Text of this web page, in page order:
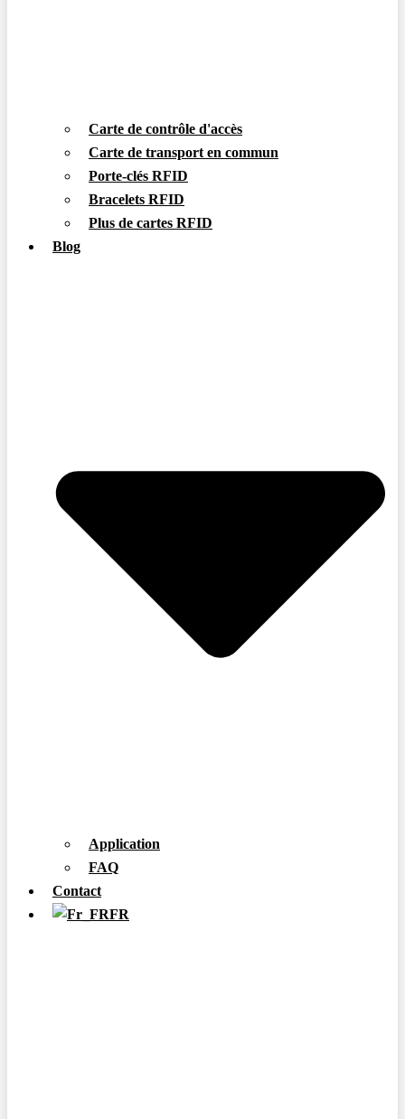
Carte de contrôle d'accès
Carte de transport en commun
Porte-clés RFID
Bracelets RFID
Plus de cartes RFID
Blog
Application
FAQ
Contact
FR